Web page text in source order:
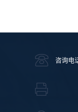
咨询电